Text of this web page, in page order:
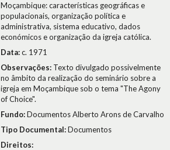
Moçambique: características geográficas e
populacionais, organização política e
administrativa, sistema educativo, dados
económicos e organização da igreja católica.
Data:c. 1971
Observações: Texto divulgado possivelmente
no âmbito da realização do seminário sobre a
igreja em Moçambique sob o tema "The Agony
of Choice".
Fundo:Documentos Alberto Arons de Carvalho
Tipo Documental:Documentos
Direitos: